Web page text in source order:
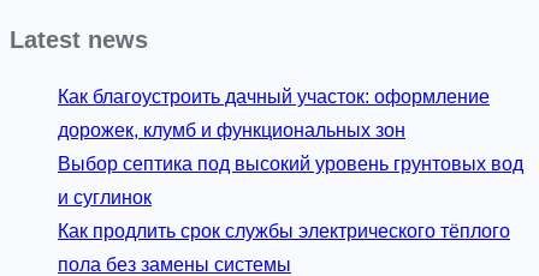
Latest news
Как благоустроить дачный участок: оформление
дорожек, клумб и функциональных зон
Выбор септика под высокий уровень грунтовых вод
и суглинок
Как продлить срок службы электрического тёплого
пола без замены системы